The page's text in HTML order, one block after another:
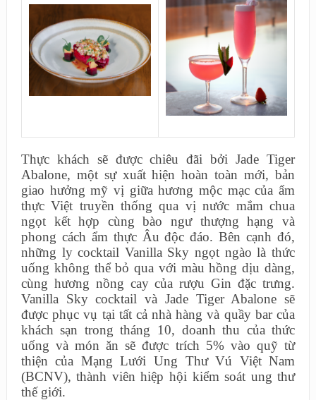
Thực khách sẽ được chiêu đãi bởi Jade Tiger
Abalone, một sự xuất hiện hoàn toàn mới, bản
giao hưởng mỹ vị giữa hương mộc mạc của ẩm
thực Việt truyền thống qua vị nước mắm chua
ngọt kết hợp cùng bào ngư thượng hạng và
phong cách ẩm thực Âu độc đáo. Bên cạnh đó,
những ly cocktail Vanilla Sky ngọt ngào là thức
uống không thể bỏ qua với màu hồng dịu dàng,
cùng hương nồng cay của rượu Gin đặc trưng.
Vanilla Sky cocktail và Jade Tiger Abalone sẽ
được phục vụ tại tất cả nhà hàng và quầy bar của
khách sạn trong tháng 10, doanh thu của thức
uống và món ăn sẽ được trích 5% vào quỹ từ
thiện của Mạng Lưới Ung Thư Vú Việt Nam
(BCNV), thành viên hiệp hội kiểm soát ung thư
thế giới.